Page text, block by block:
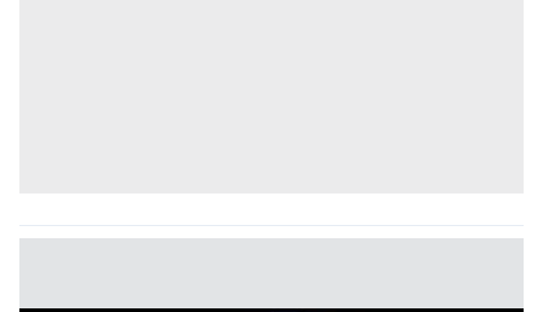
reklam/pazarlama faaliyetlerinin yapılması, amaçlarıyla